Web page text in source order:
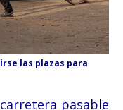
las plazas para
pasable